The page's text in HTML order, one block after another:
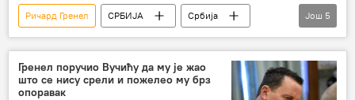
Ричард Гренел СРБИЈА
Србија
Србија – политика
ОВК
Специјални суд за ратне злочине ОВК
Суд за злочине ОВК
отворено писмо
Још 5
Гренел поручио Вучићу да му је жао
што се нису срели и пожелео му брз
опоравак